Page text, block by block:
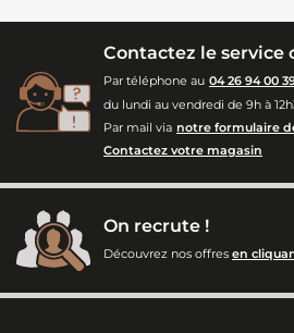
Contactez le service
Par téléphone au 04 26 94 00
du lundi au vendredi de 9h à
Par mail via notre formulaire
Contactez votre magasin
On recrute !
Découvrez nos offres en